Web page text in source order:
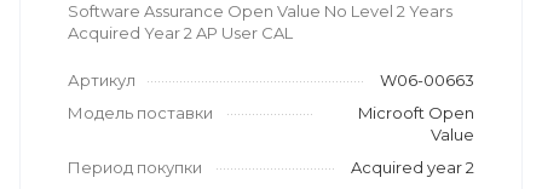
Software Assurance Open Value No Level 2 Years
Acquired Year 2 AP User CAL
Артикул
W06-00663
Модель поставки
Microoft Open
Value
Период покупки
Acquired year 2